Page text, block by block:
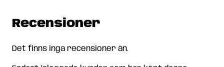
Recensioner
Det finns inga recensioner än.